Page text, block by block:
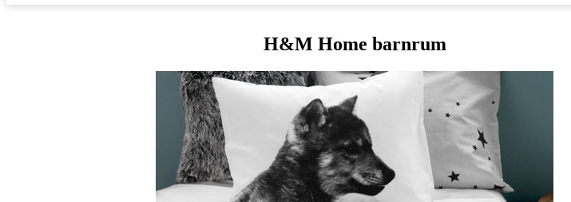
…
H&M Home barnrum